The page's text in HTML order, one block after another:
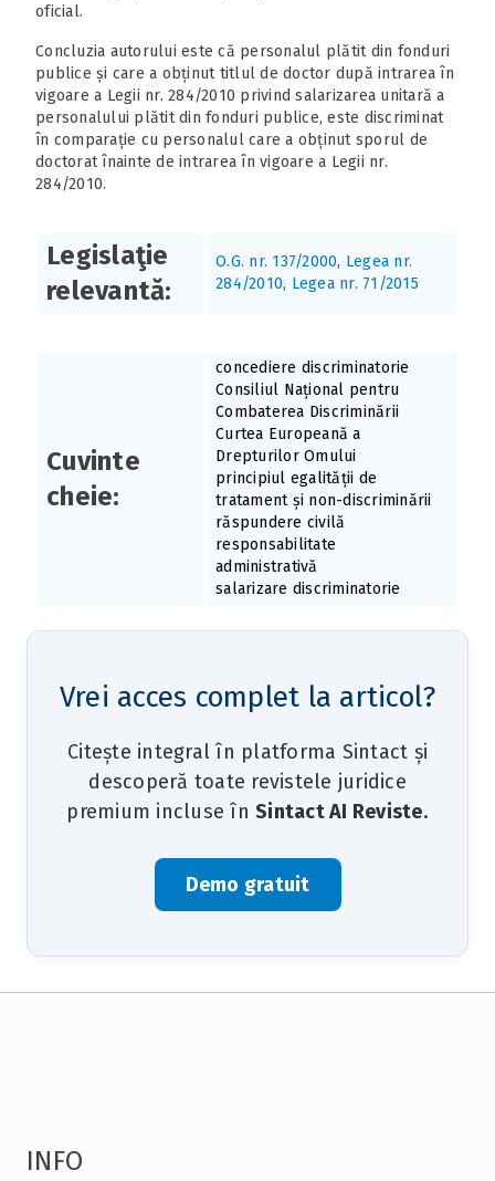
oficial.
Concluzia autorului este că personalul plătit din fonduri
publice și care a obținut titlul de doctor după intrarea în
vigoare a Legii nr. 284/2010 privind salarizarea unitară a
personalului plătit din fonduri publice, este discriminat
în comparație cu personalul care a obținut sporul de
doctorat înainte de intrarea în vigoare a Legii nr.
284/2010.
Legislaţie
relevantă:
O.G. nr. 137/2000, Legea nr.
284/2010, Legea nr. 71/2015
Cuvinte
cheie:
concediere discriminatorie
Consiliul Național pentru
Combaterea Discriminării
Curtea Europeană a
Drepturilor Omului
principiul egalității de
tratament și non-discriminării
răspundere civilă
responsabilitate
administrativă
salarizare discriminatorie
Vrei acces complet la articol?
Citește integral în platforma Sintact și
descoperă toate revistele juridice
premium incluse în Sintact AI Reviste.
Demo gratuit
INFO